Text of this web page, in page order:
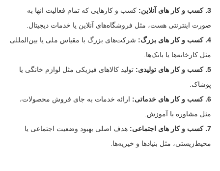
3. کسب و کار های آنلاین:
کسب و کارهایی که تمام فعالیت‌ انها به
صورت اینترنتی هست، مثل فروشگاه‌های آنلاین یا خدمات دیجیتال.
4. کسب و کار های بزرگ:
شرکت‌های بزرگ با مقیاس ملی یا بین‌المللی
مثل کارخانه‌ها یا بانک‌ها.
5. کسب و کار های تولیدی:
تولید کالاهای فیزیکی مثل لوازم خانگی یا
پوشاک.
6. کسب و کار های خدماتی:
ارائه خدمات به جای فروش محصولات،
مثل مشاوره یا آموزش.
7. کسب و کار های اجتماعی:
هدف اصلی بهبود وضعیت اجتماعی یا
محیط‌زیستی، مثل بنیادها و خیریه‌ها.